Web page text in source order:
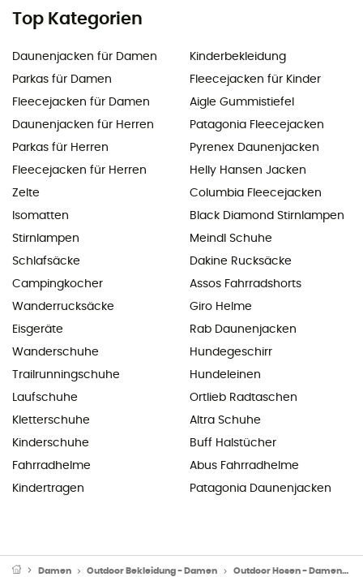
Top Kategorien
Daunenjacken für Damen
Parkas für Damen
Fleecejacken für Damen
Daunenjacken für Herren
Parkas für Herren
Fleecejacken für Herren
Zelte
Isomatten
Stirnlampen
Schlafsäcke
Campingkocher
Wanderrucksäcke
Eisgeräte
Wanderschuhe
Trailrunningschuhe
Laufschuhe
Kletterschuhe
Kinderschuhe
Fahrradhelme
Kindertragen
Kinderbekleidung
Fleecejacken für Kinder
Aigle Gummistiefel
Patagonia Fleecejacken
Pyrenex Daunenjacken
Helly Hansen Jacken
Columbia Fleecejacken
Black Diamond Stirnlampen
Meindl Schuhe
Dakine Rucksäcke
Assos Fahrradshorts
Giro Helme
Rab Daunenjacken
Hundegeschirr
Hundeleinen
Ortlieb Radtaschen
Altra Schuhe
Buff Halstücher
Abus Fahrradhelme
Patagonia Daunenjacken
Damen Outdoor Bekleidung - Damen Outdoor Hosen - Damen